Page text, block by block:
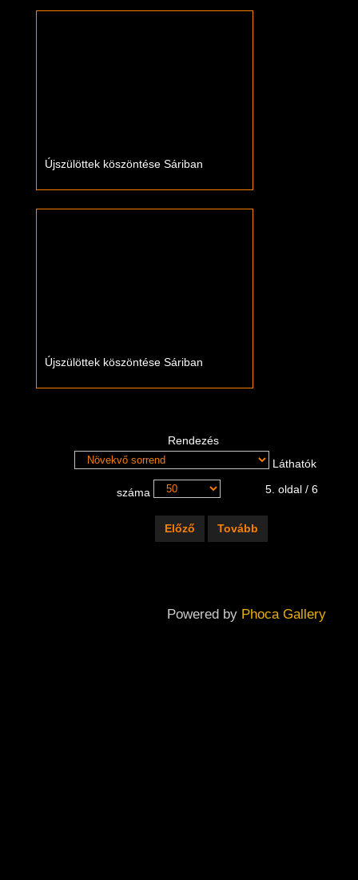
Újszülöttek köszöntése Sáriban
Újszülöttek köszöntése Sáriban
Rendezés
Láthatók
száma 5. oldal / 6
Előző Tovább
Powered by Phoca Gallery